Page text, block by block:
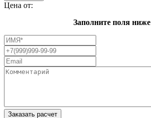
Цена от:
Заполните поля ниже